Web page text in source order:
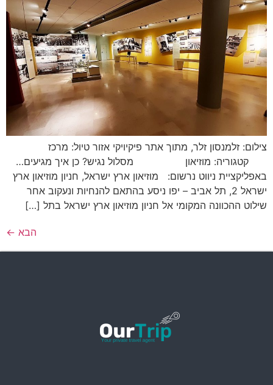
צילום: זלמנסון זלר, מתוך אתר פיקיויקי אזור טיול: מרכז
קטגוריה: מוזיאון מסלול נגיש? כן איך מגיעים…
באפליקציית ניווט נרשום: מוזיאון ארץ ישראל, חניון מוזיאון ארץ
ישראל 2, תל אביב – יפו ניסע בהתאם להנחיות ונעקוב אחר
שילוט ההכוונה המקומי אל חניון מוזיאון ארץ ישראל בתל […]
הבא ←